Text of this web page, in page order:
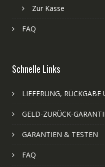
Zur Kasse
FAQ
Schnelle Links
LIEFERUNG,
GELD-ZURÜCK-
GARANTIEN & TESTEN
FAQ